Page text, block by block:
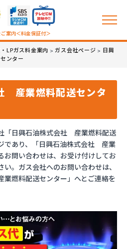
案内＜料金保証付＞
LPガス料金案内 >ガス会社ページ >
日興
ンター
産業燃料配送センタ
「日興石油株式会社 産業燃料配送
であり、「日興石油株式会社 産業
お問い合わせは、お受け付けしてお
。ガス会社へのお問い合わせは、
燃料配送センター」へとご連絡を